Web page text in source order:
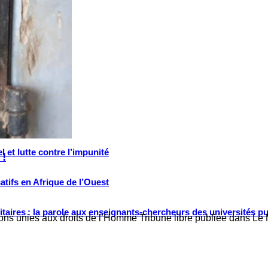
et lutte contre l’impunité
en Afrique de l’Ouest
: la parole aux enseignants-chercheurs des universités
!
unies aux droits de l’Homme Tribune libre publiée dans